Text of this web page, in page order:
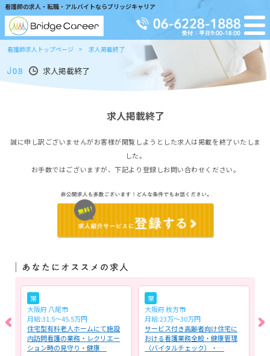
看護師の求人・転職・アルバイトならブリッジキャリア
看護師求人トップページ 求人掲載終了
求人掲載終了
求人掲載終了
誠に申し訳ございませんがお客様が閲覧しようとした求人は掲載を終了いたしま
した。
お手数ではございますが、下記より登録しお問い合わせください。
常
大阪府 八尾市
月給:31.5～45.5万円
住宅型有料老人ホームにて施設
内訪問看護の業務・レクリエー
ション時の見守り・健康…
常
大阪府 枚方市
月給:23万～30万円
サービス付き高齢者向け住宅に
おける看護業務全般・健康管理
（バイタルチェック）・…